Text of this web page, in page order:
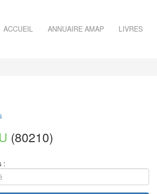
ACCUEIL ANNUAIRE AMAP LIVRES
(80210)
: